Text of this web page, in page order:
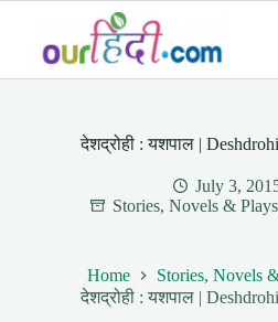
content
देशद्रोही : यशपाल |
July 3,
Stories, Novels & Plays
Home
Stories, Novels
देशद्रोही : यशपाल |